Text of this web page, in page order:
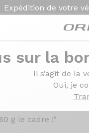
Expédition de votre
sur la
Il s’agit de la
Oui, je
Origine Théorème
Origine
g le cadre !"